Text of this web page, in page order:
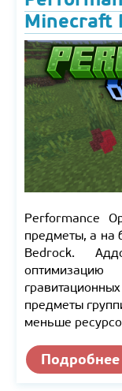
Minecraft
Performance
предметы, а на
Bedrock.
предметы
меньше
Подробнее